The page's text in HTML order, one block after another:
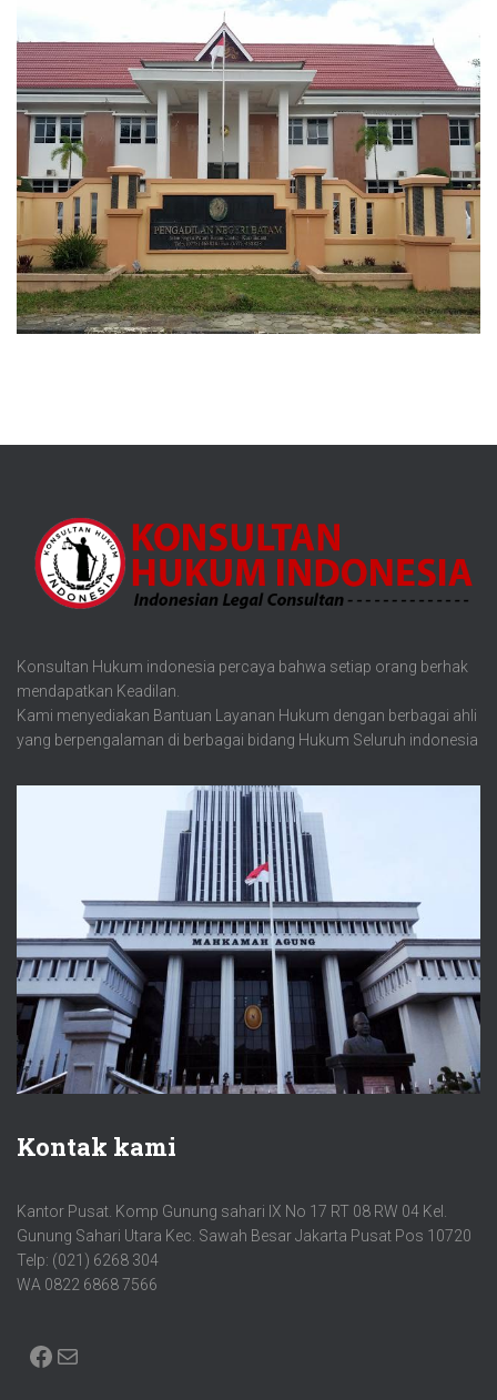
Konsultan Hukum indonesia percaya bahwa setiap orang berhak
mendapatkan Keadilan.
Kami menyediakan Bantuan Layanan Hukum dengan berbagai ahli
yang berpengalaman di berbagai bidang Hukum Seluruh indonesia
Kontak kami
Kantor Pusat. Komp Gunung sahari IX No 17 RT 08 RW 04 Kel.
Gunung Sahari Utara Kec. Sawah Besar Jakarta Pusat Pos 10720
Telp: (021) 6268 304
WA 0822 6868 7566
FACEBOOK